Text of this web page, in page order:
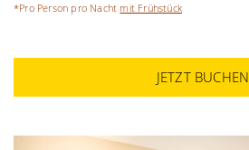
*Pro Person pro Nacht mit Frühstück
JETZT BUCHEN